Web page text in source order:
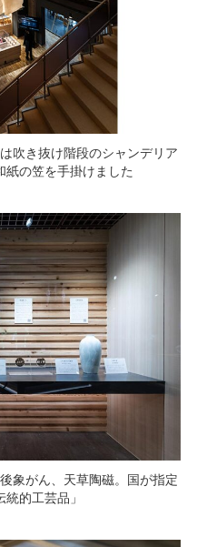
吹き抜け階段のシャンデリア
紙の笠を手掛けました
象がん、天草陶磁。国が指定
的工芸品」